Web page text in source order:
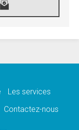
d'espoir pour
en Uruguay,
Les services
Contactez-nous